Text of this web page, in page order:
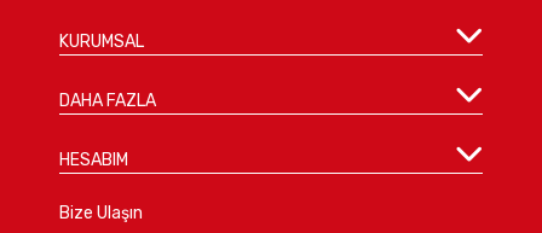
KURUMSAL
DAHA FAZLA
HESABIM
Bize Ulaşın